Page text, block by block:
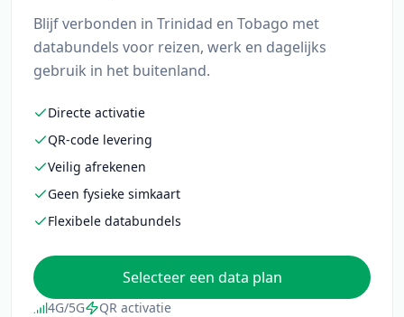
Blijf verbonden in Trinidad en Tobago met
databundels voor reizen, werk en dagelijks
gebruik in het buitenland.
Directe activatie
QR-code levering
Veilig afrekenen
Geen fysieke simkaart
Flexibele databundels
Selecteer een data plan
4G/5G QR activatie